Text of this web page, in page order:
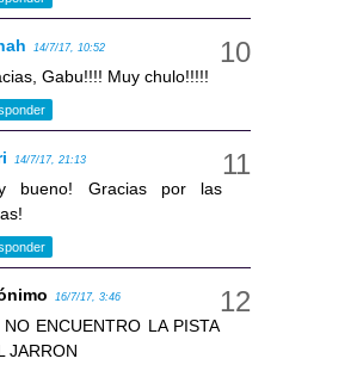
14/7/17, 10:52
Gabu!!!! Muy chulo!!!!!
14/7/17, 21:13
bueno! Gracias por las
16/7/17, 3:46
ENCUENTRO LA PISTA
JARRON